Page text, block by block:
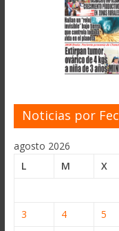
Noticias por
agosto 2026
L
M X
3
4 5